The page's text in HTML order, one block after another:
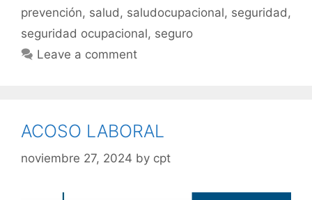
prevención, salud, saludocupacional, seguridad,
seguridad ocupacional, seguro
Leave a comment
ACOSO LABORAL
noviembre 27, 2024 by cpt